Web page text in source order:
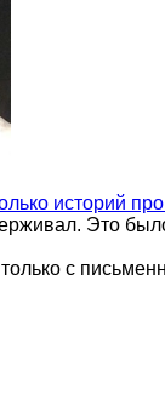
историй
Это
с